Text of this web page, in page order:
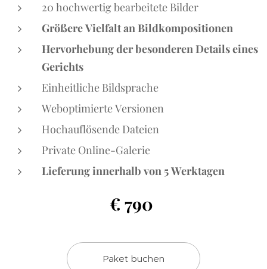
20 hochwertig bearbeitete Bilder
Größere Vielfalt an Bildkompositionen
Hervorhebung der besonderen Details eines
Gerichts
Einheitliche Bildsprache
Weboptimierte Versionen
Hochauflösende Dateien
Private Online-Galerie
Lieferung innerhalb von 5 Werktagen
€ 790
Paket buchen